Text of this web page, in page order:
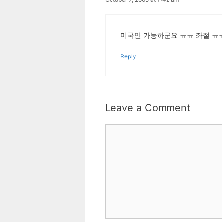
미국만 가능하군요 ㅠㅠ 좌절 ㅠ
Reply
Leave a Comment